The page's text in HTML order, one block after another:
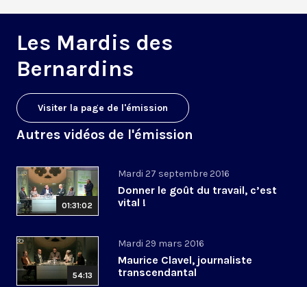
Les Mardis des
Bernardins
Visiter la page de l'émission
Autres vidéos de l'émission
01:31:02
Mardi 27 septembre 2016
Donner le goût du travail, c’est
vital !
54:13
Mardi 29 mars 2016
Maurice Clavel, journaliste
transcendantal